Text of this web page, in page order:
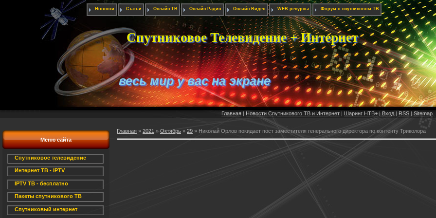
Новости Статьи Онлайн ТВ Онлайн Радио Онлайн Видео WEB ресурсы Форум о спутниковом ТВ
Спутниковое Телевидение + Интернет
весь мир у вас на экране
Главная | Новости Спутникового ТВ и Интернет | Шаринг НТВ+| Вход | RSS | Sitemap
Меню сайта
Спутниковое телевидение
Интернет ТВ - IPTV
IPTV ТВ - бесплатно
Пакеты спутникового ТВ
Спутниковый интернет
Главная » 2021 » Октябрь » 29 » Николай Орлов покидает пост заместителя генерального директора по контенту Триколора